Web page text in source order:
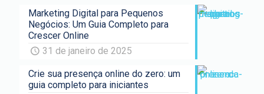
Marketing Digital para Pequenos
Negócios: Um Guia Completo para
Crescer Online
31 de janeiro de 2025
Crie sua presença online do zero: um
guia completo para iniciantes